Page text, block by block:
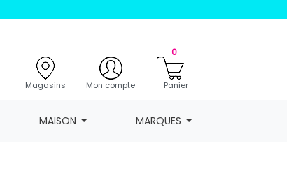
Magasins Mon compte
0
Panier
MAISON MARQUES